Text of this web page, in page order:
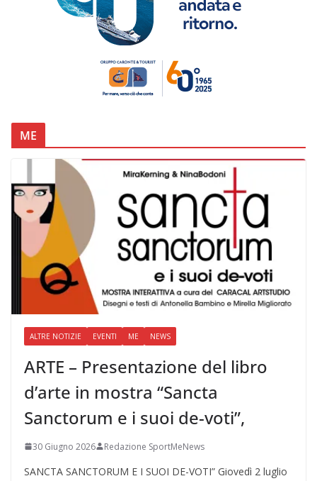
ME
ALTRE NOTIZIE EVENTI ME NEWS
ARTE – Presentazione del libro
d’arte in mostra “Sancta
Sanctorum e i suoi de-voti”,
30 Giugno 2026 Redazione SportMeNews
SANCTA SANCTORUM E I SUOI DE-VOTI” Giovedì 2 luglio